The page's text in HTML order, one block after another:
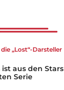
„Lost“-Darsteller
ist aus den Stars
Serie